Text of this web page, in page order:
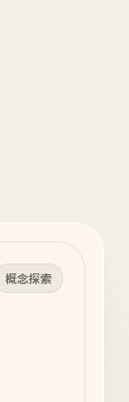
概念探索